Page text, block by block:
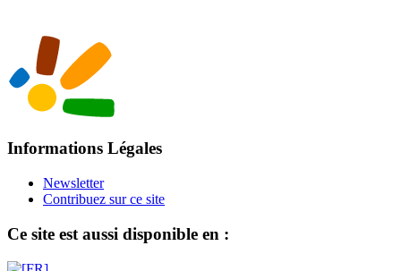
Informations Légales
Newsletter
Contribuez sur ce site
Ce site est aussi disponible en :